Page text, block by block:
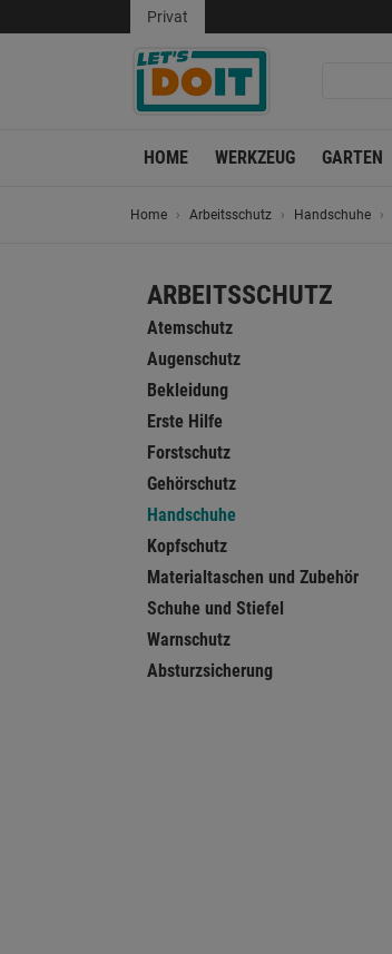
Privat
HOME WERKZEUG GARTEN
Home Arbeitsschutz Handschuhe
ARBEITSSCHUTZ
Atemschutz
Augenschutz
Bekleidung
Erste Hilfe
Forstschutz
Gehörschutz
Handschuhe
Kopfschutz
Materialtaschen und Zubehör
Schuhe und Stiefel
Warnschutz
Absturzsicherung